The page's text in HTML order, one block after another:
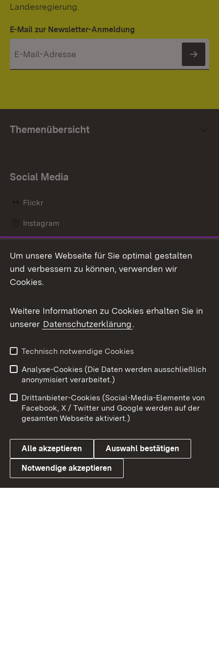
Landesregierung.
E-Mail zur Newsletter-Anmeldung
Themenübersicht
Social Media
Flickr
Instagram
Mastodon
Messenger
Social Wall
X / Twitter
Youtube
Link zum Landesportal
Benutzungshinweise
Barrierefreiheit
Datenschutz
Cookies
Um unsere Webseite für Sie optimal gestalten
und verbessern zu können, verwenden wir
Cookies.
Weitere Informationen zu Cookies erhalten Sie in
unserer Datenschutzerklärung.
Technisch notwendige Cookies
Analyse-Cookies (Die Daten werden ausschließlich
anonymisiert verarbeitet.)
Drittanbieter-Cookies (Social-Media-Elemente von
Facebook, X / Twitter und Google werden auf der
gesamten Webseite aktiviert.)
Alle akzeptieren Auswahl bestätigen
Notwendige akzeptieren